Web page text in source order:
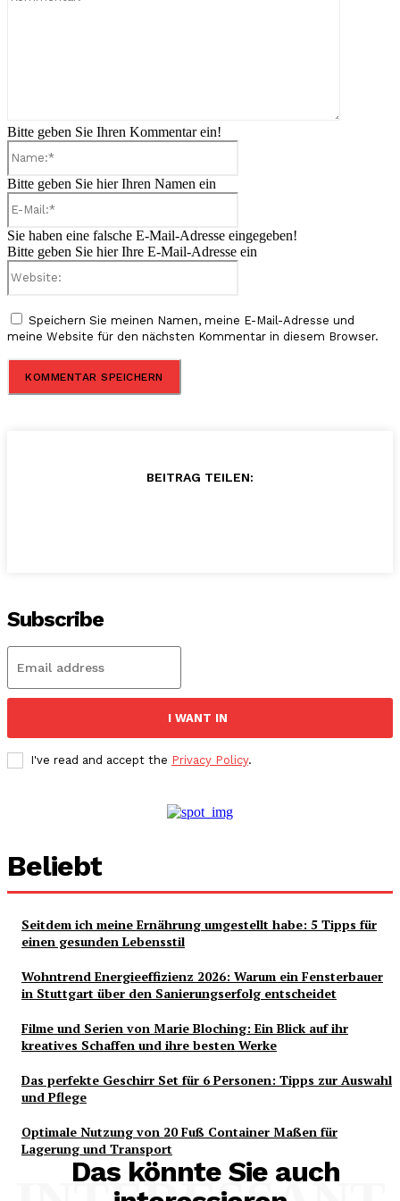
Bitte geben Sie Ihren Kommentar ein!
Bitte geben Sie hier Ihren Namen ein
Sie haben eine falsche E-Mail-Adresse eingegeben!
Bitte geben Sie hier Ihre E-Mail-Adresse ein
Speichern Sie meinen Namen, meine E-Mail-Adresse und
meine Website für den nächsten Kommentar in diesem Browser.
BEITRAG TEILEN:
Subscribe
I WANT IN
I've read and accept the Privacy Policy.
Beliebt
Seitdem ich meine Ernährung umgestellt habe: 5 Tipps für
einen gesunden Lebensstil
Wohntrend Energieeffizienz 2026: Warum ein Fensterbauer
in Stuttgart über den Sanierungserfolg entscheidet
Filme und Serien von Marie Bloching: Ein Blick auf ihr
kreatives Schaffen und ihre besten Werke
Das perfekte Geschirr Set für 6 Personen: Tipps zur Auswahl
und Pflege
Optimale Nutzung von 20 Fuß Container Maßen für
Lagerung und Transport
Das könnte Sie auch